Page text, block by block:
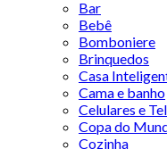
Bar
Bebê
Bomboniere
Brinquedos
Casa
Cama e banho
Celulares e
Copa do
Cozinha